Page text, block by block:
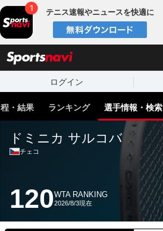
テニス速報やニュースを快適に
ログイン
・結果 ランキング 選手情報・検索
ドミニカ サルコバ
チェコ
120WTA RANKING
2026/8/3現在